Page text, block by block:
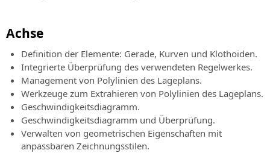
Achse
Definition der Elemente: Gerade, Kurven und Klothoiden.
Integrierte Überprüfung des verwendeten Regelwerkes.
Management von Polylinien des Lageplans.
Werkzeuge zum Extrahieren von Polylinien des Lageplans.
Geschwindigkeitsdiagramm.
Geschwindigkeitsdiagramm und Überprüfung.
Verwalten von geometrischen Eigenschaften mit
anpassbaren Zeichnungsstilen.